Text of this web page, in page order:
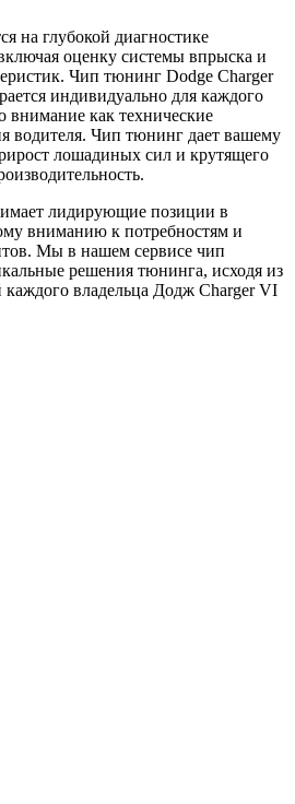
на глубокой диагностике
оценку системы впрыска и
Чип тюнинг Dodge Charger
индивидуально для каждого
внимание как технические
водителя. Чип тюнинг дает вашему
лошадиных сил и крутящего
лидирующие позиции в
вниманию к потребностям и
Мы в нашем сервисе чип
решения тюнинга, исходя из
владельца Додж Charger VI